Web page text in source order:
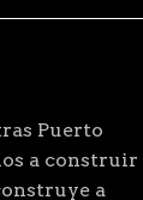
Puerto
a construir
a